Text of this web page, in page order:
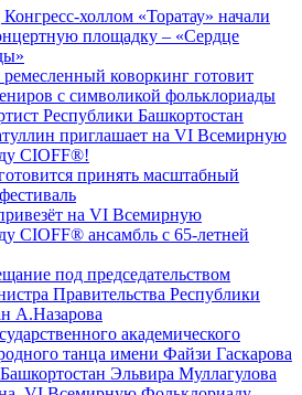
холлом «Торатау» начали
площадку – «Сердце
коворкинг готовит
с символикой фольклориады
Республики Башкортостан
приглашает на VI Всемирную
CIOFF®️!
принять масштабный
на VI Всемирную
CIOFF®️ ансамбль с 65-летней
под председательством
Правительства Республики
А.Назарова
академического
танца имени Файзи Гаскарова
Эльвира Муллагулова